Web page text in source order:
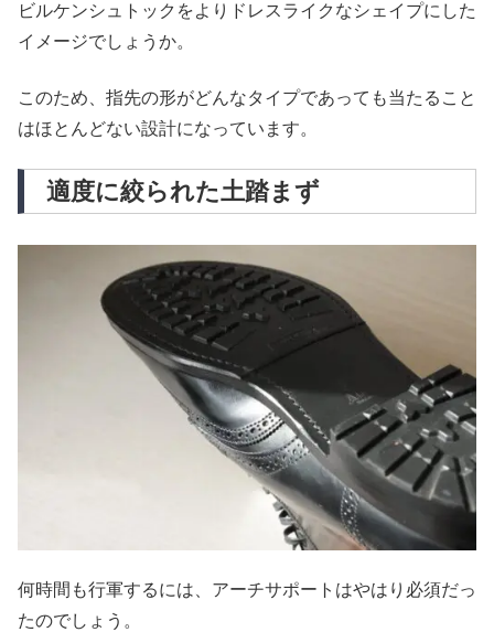
ビルケンシュトックをよりドレスライクなシェイプにした
イメージでしょうか。
このため、指先の形がどんなタイプであっても当たること
はほとんどない設計になっています。
適度に絞られた土踏まず
何時間も行軍するには、アーチサポートはやはり必須だっ
たのでしょう。